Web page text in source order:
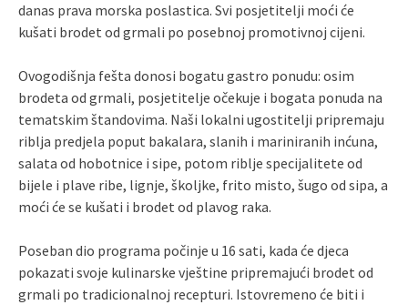
danas prava morska poslastica. Svi posjetitelji moći će
kušati brodet od grmali po posebnoj promotivnoj cijeni.
Ovogodišnja fešta donosi bogatu gastro ponudu: osim
brodeta od grmali, posjetitelje očekuje i bogata ponuda na
tematskim štandovima. Naši lokalni ugostitelji pripremaju
riblja predjela poput bakalara, slanih i mariniranih inćuna,
salata od hobotnice i sipe, potom riblje specijalitete od
bijele i plave ribe, lignje, školjke, frito misto, šugo od sipa, a
moći će se kušati i brodet od plavog raka.
Poseban dio programa počinje u 16 sati, kada će djeca
pokazati svoje kulinarske vještine pripremajući brodet od
grmali po tradicionalnoj recepturi. Istovremeno će biti i